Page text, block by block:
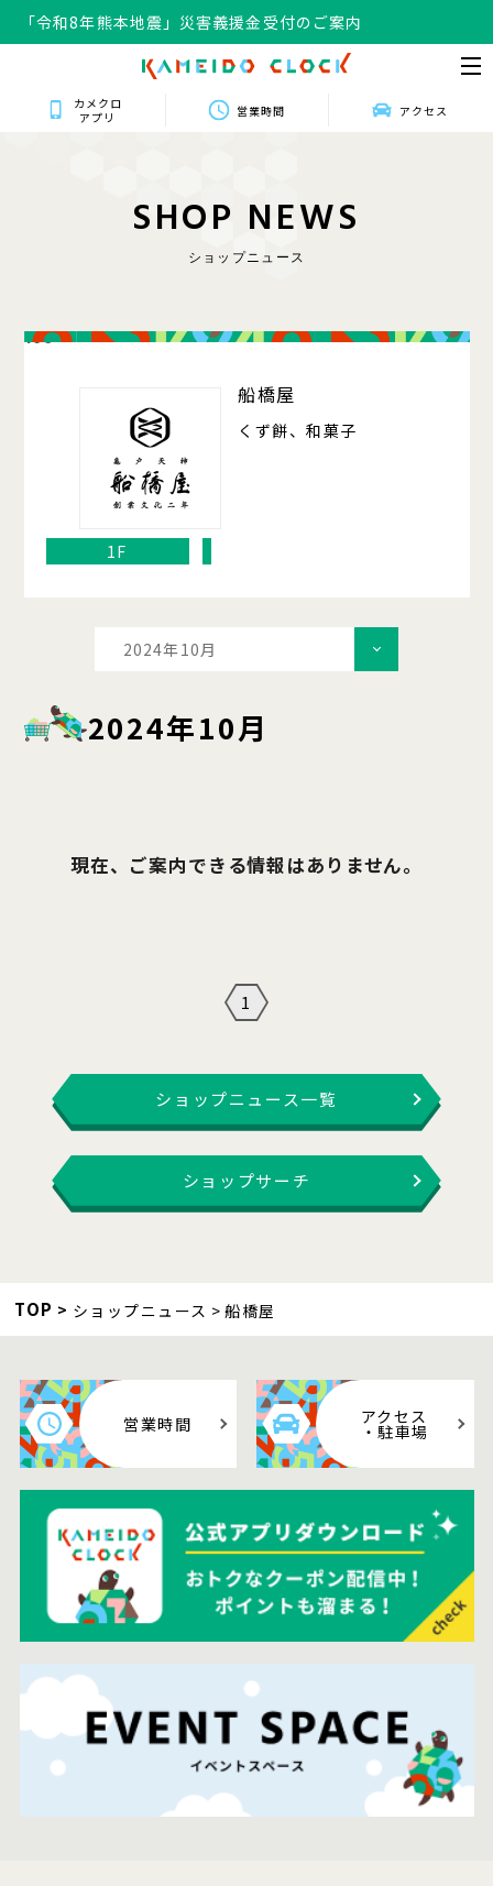
「令和8年熊本地震」災害義援金受付のご案内
カメクロ
アプリ
営業時間 アクセス
SHOP NEWS
ショップニュース
106
船橋屋
くず餅、和菓子
1F
2024年10月
2024年10月
現在、ご案内できる情報はありません。
1
ショップニュース一覧
ショップサーチ
TOP ショップニュース 船橋屋
営業時間 アクセス
・駐車場